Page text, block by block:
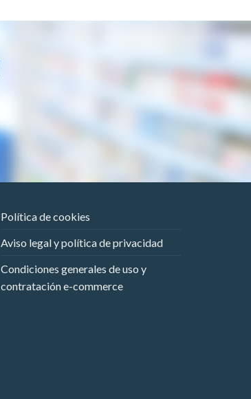
Política de cookies
Aviso legal y política de privacidad
Condiciones generales de uso y
contratación e-commerce